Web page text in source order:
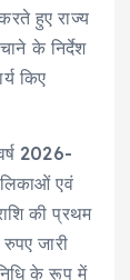
हुए राज्य
के निर्देश
किए
2026-
एवं
की प्रथम
जारी
के रूप में